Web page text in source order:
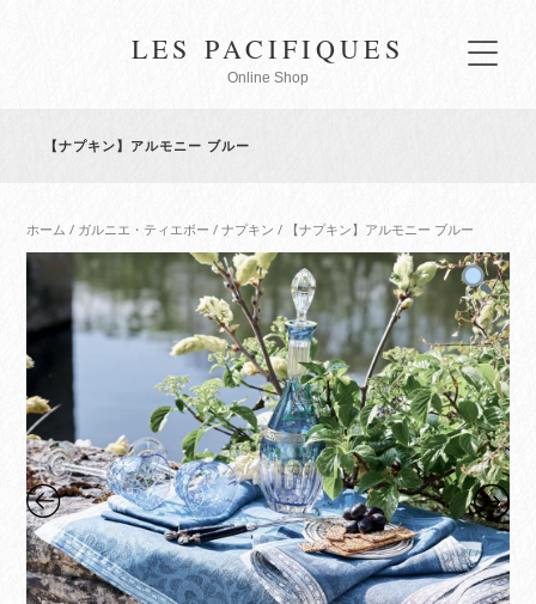
LES PACIFIQUES
Online Shop
【ナプキン】アルモニー ブルー
ホーム / ガルニエ・ティエボー /ナプキン / 【ナプキン】アルモニー ブルー